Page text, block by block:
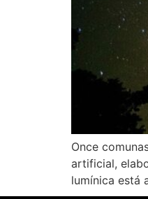
Once
artificial,
lumínica está